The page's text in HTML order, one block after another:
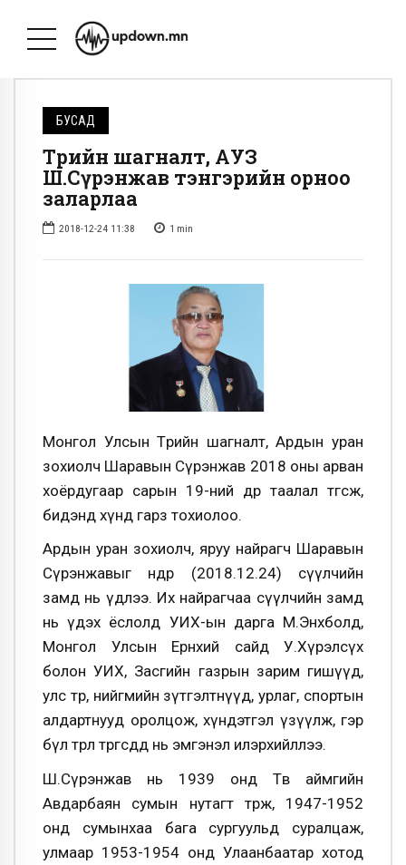
БУСАД
Төрийн шагналт, АУЗ
Ш.Сүрэнжав тэнгэрийн орноо
заларлаа
2018-12-24 11:38 1 min
Монгол Улсын Төрийн шагналт, Ардын уран
зохиолч Шаравын Сүрэнжав 2018 оны арван
хоёрдугаар сарын 19-ний өдөр таалал төгсөж,
бидэнд хүнд гарз тохиолоо.
Ардын уран зохиолч, яруу найрагч Шаравын
Сүрэнжавыг өнөөдөр (2018.12.24) сүүлчийн
замд нь үдлээ. Их найрагчаа сүүлчийн замд
нь үдэх ёслолд УИХ-ын дарга М.Энхболд,
Монгол Улсын Ерөнхий сайд У.Хүрэлсүх
болон УИХ, Засгийн газрын зарим гишүүд,
улс төр, нийгмийн зүтгэлтнүүд, урлаг, спортын
алдартнууд оролцож, хүндэтгэл үзүүлж, гэр
бүл төрөл төрөгсдөд нь эмгэнэл илэрхийллээ.
Ш.Сүрэнжав нь 1939 онд Төв аймгийн
Авдарбаян сумын нутагт төрж, 1947-1952
онд сумынхаа бага сургуульд суралцаж,
улмаар 1953-1954 онд Улаанбаатар хотод